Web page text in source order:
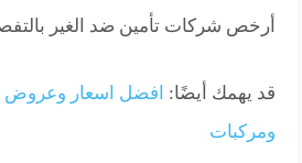
أرخص شركات تأمين ضد الغير
قد يهمك أيضًا: افضل اسعار وعروض
ومركبات